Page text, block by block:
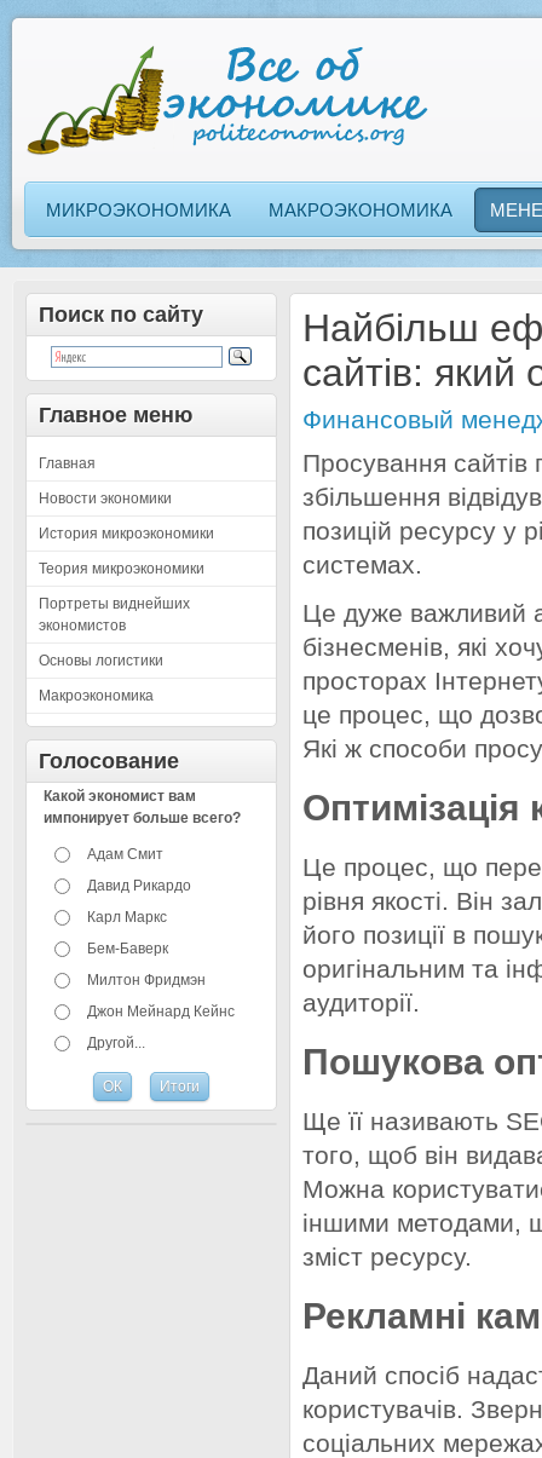
МИКРОЭКОНОМИКА МАКРОЭКОНОМИКА
Поиск по сайту
Главное меню
Главная
Новости экономики
История микроэкономики
Теория микроэкономики
Портреты виднейших
экономистов
Основы логистики
Макроэкономика
Голосование
Какой экономист вам
импонирует больше всего?
Адам Смит
Давид Рикардо
Карл Маркс
Бем-Баверк
Милтон Фридмэн
Джон Мейнард Кейнс
Другой...
Найбільш
сайтів: який
Финансовый
Просування сайтів
збільшення
позицій ресурсу у
системах.
Це дуже важливий
бізнесменів, які
просторах
це процес, що
Які ж способи
Оптимізація
Це процес, що
рівня якості. Він
його позиції в
оригінальним та
аудиторії.
Пошукова
Ще її називають
того, щоб він
Можна
іншими методами,
зміст ресурсу.
Рекламні
Даний спосіб
користувачів.
соціальних